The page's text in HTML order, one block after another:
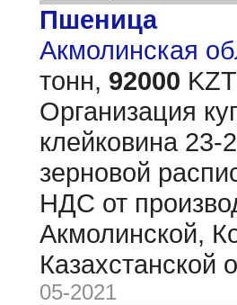
Пшеница
Акмолинская
тонн, 92000
Организация
клейковина 23-
зерновой
НДС от
Акмолинской,
Казахстанской
05-2021